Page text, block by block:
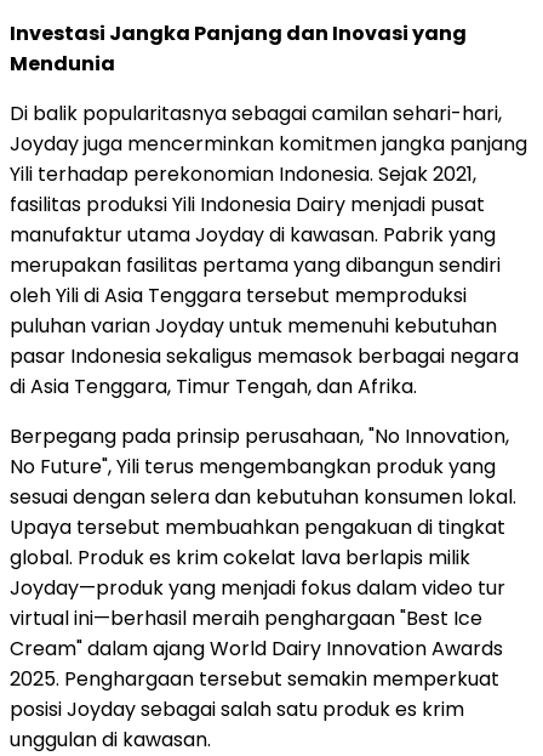
Investasi Jangka Panjang dan Inovasi yang
Mendunia
Di balik popularitasnya sebagai camilan sehari-hari,
Joyday juga mencerminkan komitmen jangka panjang
Yili terhadap perekonomian Indonesia. Sejak 2021,
fasilitas produksi Yili Indonesia Dairy menjadi pusat
manufaktur utama Joyday di kawasan. Pabrik yang
merupakan fasilitas pertama yang dibangun sendiri
oleh Yili di Asia Tenggara tersebut memproduksi
puluhan varian Joyday untuk memenuhi kebutuhan
pasar Indonesia sekaligus memasok berbagai negara
di Asia Tenggara, Timur Tengah, dan Afrika.
Berpegang pada prinsip perusahaan, "No Innovation,
No Future", Yili terus mengembangkan produk yang
sesuai dengan selera dan kebutuhan konsumen lokal.
Upaya tersebut membuahkan pengakuan di tingkat
global. Produk es krim cokelat lava berlapis milik
Joyday—produk yang menjadi fokus dalam video tur
virtual ini—berhasil meraih penghargaan "Best Ice
Cream" dalam ajang World Dairy Innovation Awards
2025. Penghargaan tersebut semakin memperkuat
posisi Joyday sebagai salah satu produk es krim
unggulan di kawasan.